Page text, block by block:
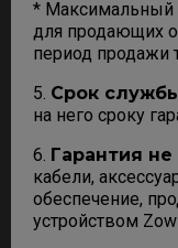
* Максимальный
для продающих
период продажи
5. Срок
на него сроку
6. Гарантия
кабели,
обеспечение,
устройством